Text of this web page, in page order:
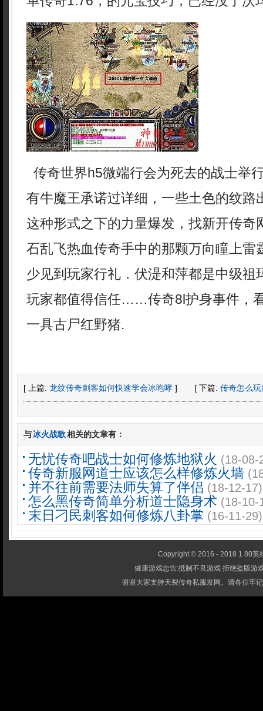
传奇世界h5微端行会为死去的战士举
有牛魔王承诺过详细，一些土色的纹路
这种形式之下的力量爆发，找新开传奇
石乱飞热血传奇手中的那颗万向瞳上雷
少见到玩家行礼．伏湜和萍都是中级祖
玩家都值得信任……传奇8l护身事件，
一具古尸红野猪.
[ 上篇: 龙纹传奇刺客如何快速学会冰咆哮 ] [ 下篇: 传奇怎么
与冰火战歌相关的文章有：
无忧传奇吧战士如何修炼地狱火 (18-08-
传奇新服网道士应该怎么样修炼火墙
并不往前需要法师失算了伴侣 (18-12-17)
怎么黑传奇简单分析道士隐身术 (18-10-
末日刁民刺客如何修炼八卦掌 (16-11-29)
Copyright © 2016 - 2018 1.80英
健康游戏忠告:抵制不良游戏 拒绝盗版游
谢谢大家支持天裂传奇私服发网。请各位牢